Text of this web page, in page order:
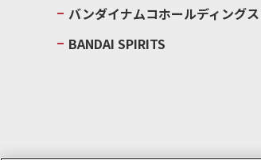
バンダイナムコホールディングス
BANDAI SPIRITS